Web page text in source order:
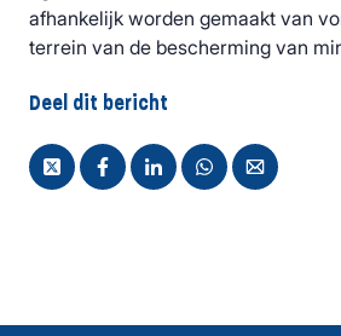
afhankelijk worden gemaakt van
terrein van de bescherming van
Deel dit bericht